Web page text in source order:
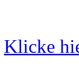
Klicke